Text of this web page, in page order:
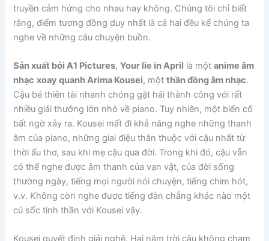
truyền cảm hứng cho nhau hay không. Chúng tôi chỉ biết
rằng, điểm tương đồng duy nhất là cả hai đều kể chúng ta
nghe về những câu chuyện buồn.
Sản xuất bởi A1 Pictures,Your lie in April là mộtanime âm
nhạc xoay quanh Arima Kousei, mộtthần đồng âm nhạc.
Cậu bé thiên tài nhanh chóng gặt hái thành công với rất
nhiều giải thưởng lớn nhỏ về piano. Tuy nhiên, một biến cố
bất ngờ xảy ra. Kousei mất đi khả năng nghe những thanh
âm của piano, những giai điệu thân thuộc với cậu nhất từ
thời ấu thơ, sau khi mẹ cậu qua đời. Trong khi đó, cậu vẫn
có thể nghe được âm thanh của vạn vật, của đời sống
thường ngày, tiếng mọi người nói chuyện, tiếng chim hót,
v.v. Không còn nghe được tiếng đàn chẳng khác nào một
cú sốc tinh thần với Kousei vậy.